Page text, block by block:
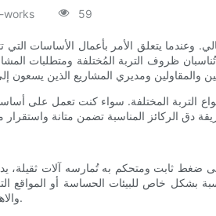
works 59
وعندما يتعلق الأمر بأعمال الأساسات التي
تُناسبان ظروف التربة المُختلفة ومتطلبات
لأنواع التربة المختلفة. سواء كنت تعمل على
ضغط ثابت ومتحكم به تُمارسه آلات ثقيلة،
بشكل خاص للبيئات الحساسة أو المواقع
والاهتزازات الأرضية إلى أدنى حد.